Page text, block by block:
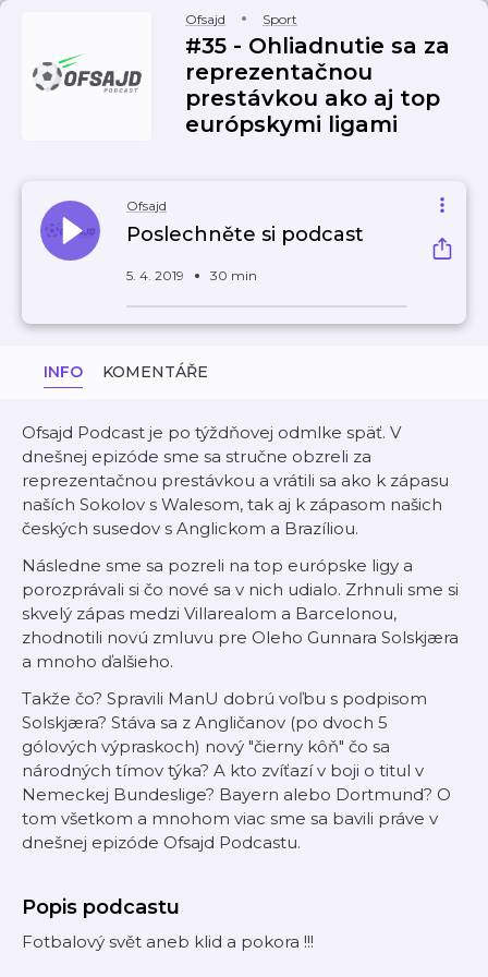
Ofsajd Sport
#35 - Ohliadnutie sa za
reprezentačnou
prestávkou ako aj top
európskymi ligami
Ofsajd
Poslechněte si podcast
5. 4. 2019 30 min
INFO KOMENTÁŘE
Ofsajd Podcast je po týždňovej odmlke späť. V
dnešnej epizóde sme sa stručne obzreli za
reprezentačnou prestávkou a vrátili sa ako k zápasu
naších Sokolov s Walesom, tak aj k zápasom našich
českých susedov s Anglickom a Brazíliou.
Následne sme sa pozreli na top európske ligy a
porozprávali si čo nové sa v nich udialo. Zrhnuli sme si
skvelý zápas medzi Villarealom a Barcelonou,
zhodnotili novú zmluvu pre Oleho Gunnara Solskjæra
a mnoho ďalšieho.
Takže čo? Spravili ManU dobrú voľbu s podpisom
Solskjæra? Stáva sa z Angličanov (po dvoch 5
gólových výpraskoch) nový "čierny kôň" čo sa
národných tímov týka? A kto zvíťazí v boji o titul v
Nemeckej Bundeslige? Bayern alebo Dortmund? O
tom všetkom a mnohom viac sme sa bavili práve v
dnešnej epizóde Ofsajd Podcastu.
Popis podcastu
Fotbalový svět aneb klid a pokora !!!